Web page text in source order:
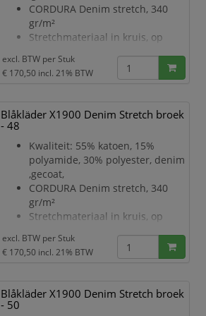
Het katoen met een lichte stretch
is zowel elegant als comfortabel
CORDURA Denim stretch, 340
gr/m²
Stretchmateriaal in kruis, op
stretch
CORDURA 1000-versterkte
duimstokzak,
CORDURA stretch versterkte
Gulp met knopen
Twee riemlussen aan de
zijkanten met knoop voor een
hamerlus
D-ring
Brede riemlus aan achterkant
Metalen knopen
Meshouder met knoop
excl. BTW per Stuk
€ 170,50 incl. 21% BTW
Blåkläder X1900 Denim Stretch broek
- 48
Kwaliteit: 55% katoen, 15%
polyamide, 30% polyester, denim
,gecoat,
CORDURA Denim stretch, 340
gr/m²
Stretchmateriaal in kruis, op
stretch
CORDURA 1000-versterkte
duimstokzak,
CORDURA stretch versterkte
excl. BTW per Stuk
€ 170,50 incl. 21% BTW
Blåkläder X1900 Denim Stretch broek
- 50